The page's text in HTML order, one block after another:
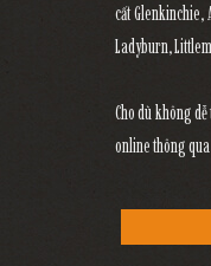
cất Glenkinchie,
Ladyburn,
Cho dù không
online thông qua